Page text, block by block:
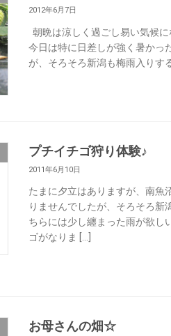
2012年6月7日
朝晩は涼しく過ごし易い気候
今日は特に日差しが強く暑かっ
が、そろそろ新潟も梅雨入りす
プチイチゴ狩り体験♪
2011年6月10日
たまに夕立はありますが、南魚
りませんでしたが、そろそろ
ちらには少し纏まった雨が欲し
ゴがなりま […]
お母さんの畑☆